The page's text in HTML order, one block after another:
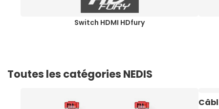
Switch HDMI HDfury
Toutes les catégories NEDIS